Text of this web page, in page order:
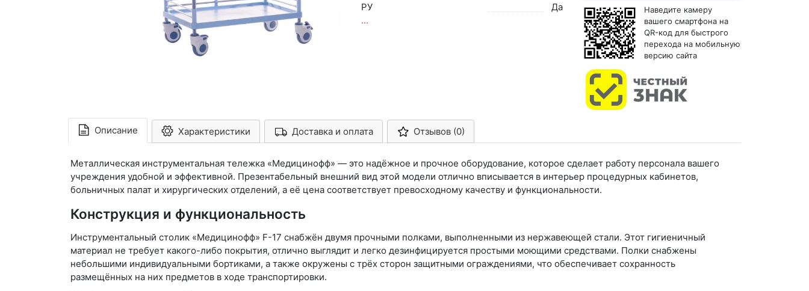
Наведите камеру
вашего смартфона на
QR-код для быстрого
перехода на мобильную
версию сайта
РУ
Да
...
Описание Характеристики Арконт-Мед Доставка и оплата Отзывов (0)
Металлическая инструментальная тележка «Медицинофф» — это надёжное и прочное оборудование, которое сделает работу персонала вашего
учреждения удобной и эффективной. Презентабельный внешний вид этой модели отлично вписывается в интерьер процедурных кабинетов,
больничных палат и хирургических отделений, а её цена соответствует превосходному качеству и функциональности.
Конструкция и функциональность
Инструментальный столик «Медицинофф» F-17 снабжён двумя прочными полками, выполненными из нержавеющей стали. Этот гигиеничный
материал не требует какого-либо покрытия, отлично выглядит и легко дезинфицируется простыми моющими средствами. Полки снабжены
небольшими индивидуальными бортиками, а также окружены с трёх сторон защитными ограждениями, что обеспечивает сохранность
размещённых на них предметов в ходе транспортировки.